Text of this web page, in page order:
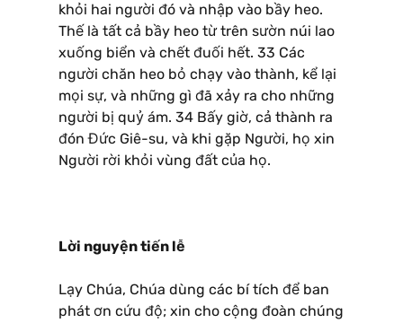
khỏi hai người đó và nhập vào bầy heo.
Thế là tất cả bầy heo từ trên sườn núi lao
xuống biển và chết đuối hết. 33 Các
người chăn heo bỏ chạy vào thành, kể lại
mọi sự, và những gì đã xảy ra cho những
người bị quỷ ám. 34 Bấy giờ, cả thành ra
đón Đức Giê-su, và khi gặp Người, họ xin
Người rời khỏi vùng đất của họ.
Lời nguyện tiến lễ
Lạy Chúa, Chúa dùng các bí tích để ban
phát ơn cứu độ; xin cho cộng đoàn chúng